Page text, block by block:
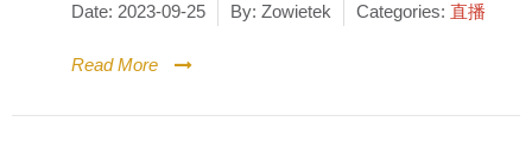
Date: 2023-09-25 By: Zowietek Categories: 直播
Read More